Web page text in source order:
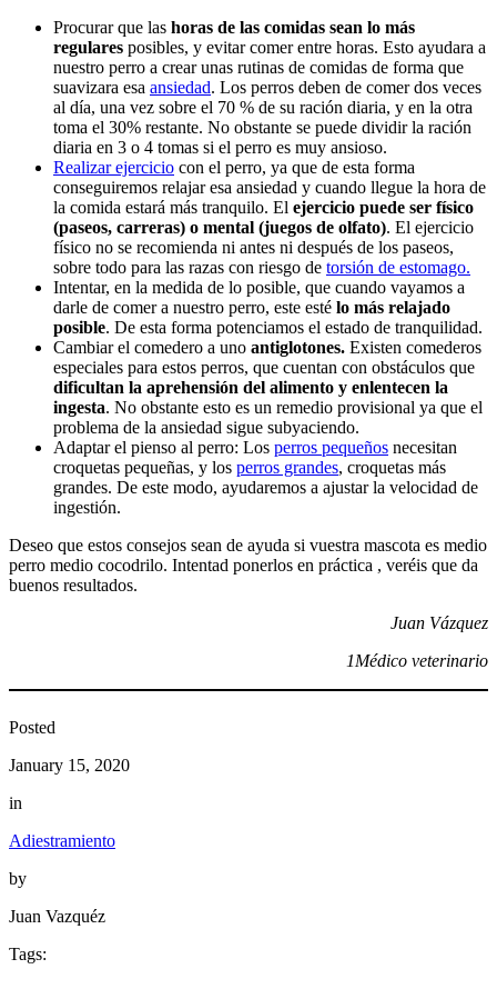
Procurar que las horas de las comidas sean lo más
regulares posibles, y evitar comer entre horas. Esto ayudara a
nuestro perro a crear unas rutinas de comidas de forma que
suavizara esa ansiedad. Los perros deben de comer dos veces
al día, una vez sobre el 70 % de su ración diaria, y en la otra
toma el 30% restante. No obstante se puede dividir la ración
diaria en 3 o 4 tomas si el perro es muy ansioso.
Realizar ejercicio con el perro, ya que de esta forma
conseguiremos relajar esa ansiedad y cuando llegue la hora de
la comida estará más tranquilo. El ejercicio puede ser físico
(paseos, carreras) o mental (juegos de olfato). El ejercicio
físico no se recomienda ni antes ni después de los paseos,
sobre todo para las razas con riesgo de torsión de estomago.
Intentar, en la medida de lo posible, que cuando vayamos a
darle de comer a nuestro perro, este esté lo más relajado
posible. De esta forma potenciamos el estado de tranquilidad.
Cambiar el comedero a uno antiglotones. Existen comederos
especiales para estos perros, que cuentan con obstáculos que
dificultan la aprehensión del alimento y enlentecen la
ingesta. No obstante esto es un remedio provisional ya que el
problema de la ansiedad sigue subyaciendo.
Adaptar el pienso al perro: Los perros pequeños necesitan
croquetas pequeñas, y los perros grandes, croquetas más
grandes. De este modo, ayudaremos a ajustar la velocidad de
ingestión.
Deseo que estos consejos sean de ayuda si vuestra mascota es medio
perro medio cocodrilo. Intentad ponerlos en práctica , veréis que da
buenos resultados.
Juan Vázquez
1Médico veterinario
Posted
January 15, 2020
in
Adiestramiento
by
Juan Vazquéz
Tags: